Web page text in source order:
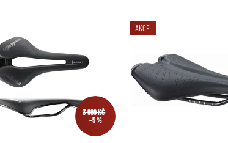
3 999 KČ
–5 %
AKCE